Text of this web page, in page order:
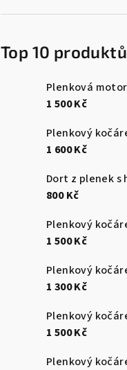
Top 10 produktů
1 500 Kč
1 600 Kč
800 Kč
1 500 Kč
1 300 Kč
1 500 Kč